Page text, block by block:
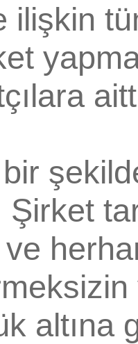
ilişkin
Şirket
altına